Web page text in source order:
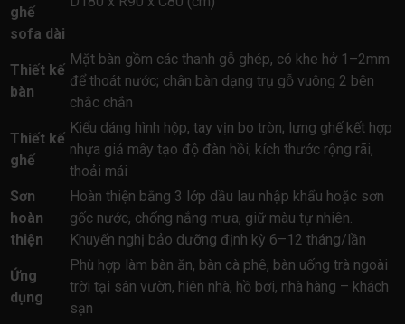
ghế
sofa dài
Thiết kế
bàn
Mặt bàn gồm các thanh gỗ ghép, có khe hở 1–2mm
để thoát nước; chân bàn dạng trụ gỗ vuông 2 bên
chắc chắn
Thiết kế
ghế
Kiểu dáng hình hộp, tay vịn bo tròn; lưng ghế kết hợp
nhựa giả mây tạo độ đàn hồi; kích thước rộng rãi,
thoải mái
Sơn
hoàn
thiện
Hoàn thiện bằng 3 lớp dầu lau nhập khẩu hoặc sơn
gốc nước, chống nắng mưa, giữ màu tự nhiên.
Khuyến nghị bảo dưỡng định kỳ 6–12 tháng/lần
Ứng
dụng
Phù hợp làm bàn ăn, bàn cà phê, bàn uống trà ngoài
trời tại sân vườn, hiên nhà, hồ bơi, nhà hàng – khách
sạn